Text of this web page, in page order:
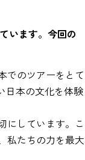
います。今回の
でのツアーをとて
日本の文化を体験
にしています。こ
私たちの力を最大